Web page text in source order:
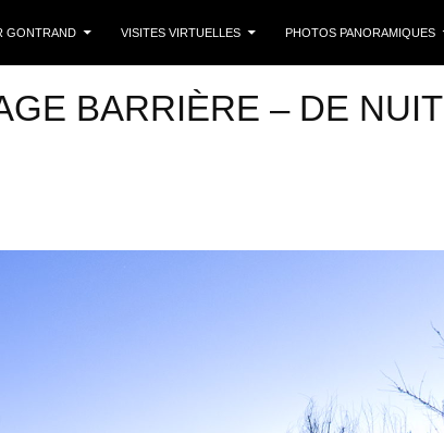
GONTRAND
VISITES VIRTUELLES PHOTOS PANORAMIQUES
BARRIÈRE – DE NUIT